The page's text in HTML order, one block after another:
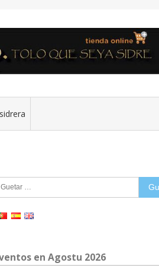
en Agostu 2026